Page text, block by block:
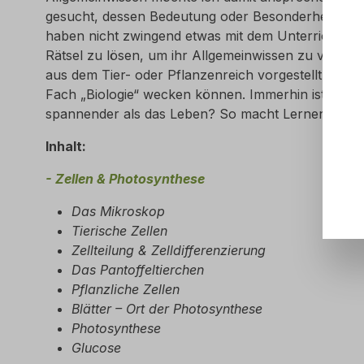
gesucht, dessen Bedeutung oder Besonderheit in
haben nicht zwingend etwas mit dem Unterricht
Rätsel zu lösen, um ihr Allgemeinwissen zu
aus dem Tier- oder Pflanzenreich vorgestellt, die
Fach „Biologie“ wecken können. Immerhin ist die
spannender als das Leben? So macht Lernen
Inhalt:
- Zellen & Photosynthese
Das Mikroskop
Tierische Zellen
Zellteilung & Zelldifferenzierung
Das Pantoffeltierchen
Pflanzliche Zellen
Blätter – Ort der Photosynthese
Photosynthese
Glucose